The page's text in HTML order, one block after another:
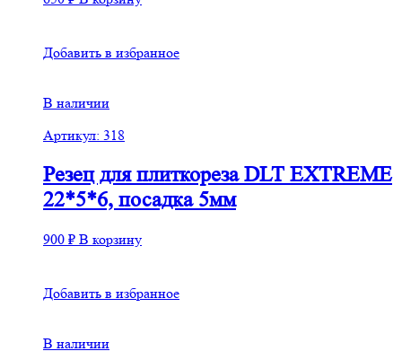
Добавить в избранное
В наличии
Артикул: 318
Резец для плиткореза DLT EXTREME
22*5*6, посадка 5мм
900 ₽ В корзину
Добавить в избранное
В наличии